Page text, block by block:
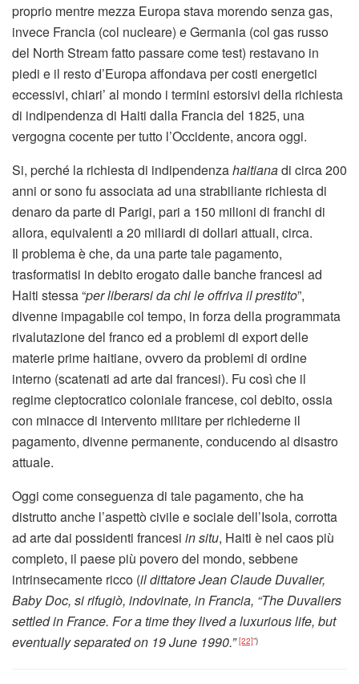
proprio mentre mezza Europa stava morendo senza gas,
invece Francia (col nucleare) e Germania (col gas russo
del North Stream fatto passare come test) restavano in
piedi e il resto d’Europa affondava per costi energetici
eccessivi, chiari’ al mondo i termini estorsivi della richiesta
di indipendenza di Haiti dalla Francia del 1825, una
vergogna cocente per tutto l’Occidente, ancora oggi.
Si, perché la richiesta di indipendenzahaitianadi circa 200
anni or sono fu associata ad una strabiliante richiesta di
denaro da parte di Parigi, pari a 150 milioni di franchi di
allora, equivalenti a 20 miliardi di dollari attuali, circa.
Il problema è che, da una parte tale pagamento,
trasformatisi in debito erogato dalle banche francesi ad
Haiti stessa “per liberarsi da chi le offriva il prestito”,
divenne impagabile col tempo, in forza della programmata
rivalutazione del franco ed a problemi di export delle
materie prime haitiane, ovvero da problemi di ordine
interno (scatenati ad arte dai francesi). Fu così che il
regime cleptocratico coloniale francese, col debito, ossia
con minacce di intervento militare per richiederne il
pagamento, divenne permanente, conducendo al disastro
attuale.
Oggi come conseguenza di tale pagamento, che ha
distrutto anche l’aspettò civile e sociale dell’Isola, corrotta
ad arte dai possidenti francesi in situ, Haiti è nel caos più
completo, il paese più povero del mondo, sebbene
intrinsecamente ricco (il dittatore Jean Claude Duvalier,
Baby Doc, si rifugiò, indovinate, in Francia, “The Duvaliers
settled in France. For a time they lived a luxurious life, but
eventually separated on 19 June 1990.” [22]”)